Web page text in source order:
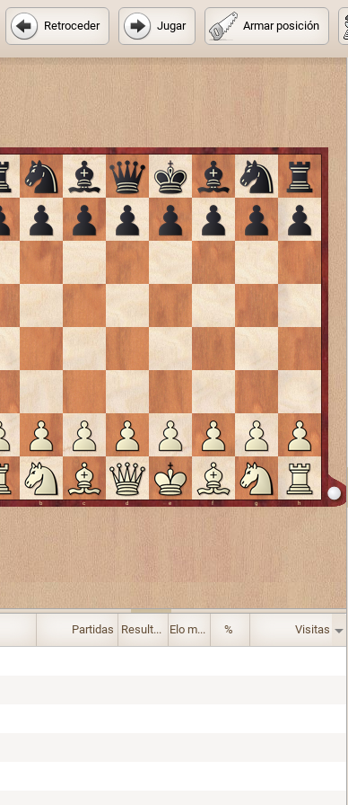
Retroceder Jugar Armar posición
Partidas Resultado Elo medio % Visitas